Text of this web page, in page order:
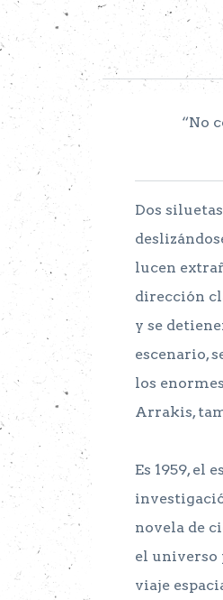
“No
Dos
lucen
dirección
y se
escenario,
los
Arrakis,
Es 1959, el
novela de
el universo
viaje